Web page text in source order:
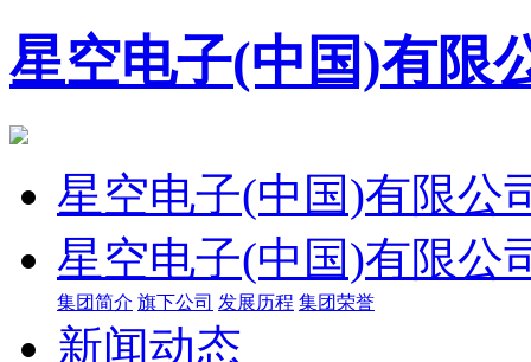
星空电子(中国)有限
星空电子(中国)有限公
星空电子(中国)有限公
集团简介 旗下公司 发展历程 集团荣誉
新闻动态